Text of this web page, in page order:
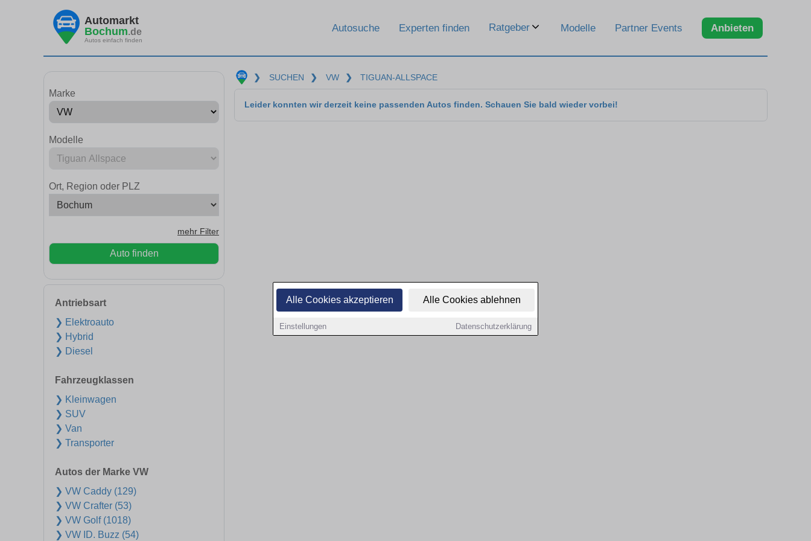
Alle Cookies akzeptieren Alle Cookies ablehnen
Einstellungen Datenschutzerklärung
Automarkt
Bochum.de
Autos einfach finden
Autosuche Experten finden Ratgeber Modelle Partner Events Anbieten
Marke
Modelle
Ort, Region oder PLZ
mehr Filter
Auto finden
Antriebsart
❯ Elektroauto
❯ Hybrid
❯ Diesel
Fahrzeugklassen
❯ Kleinwagen
❯ SUV
❯ Van
❯ Transporter
Autos der Marke VW
❯ VW Caddy (129)
❯ VW Crafter (53)
❯ VW Golf (1018)
❯ VW ID. Buzz (54)
❯ SUCHEN ❯ VW ❯ TIGUAN-ALLSPACE
Leider konnten wir derzeit keine passenden Autos finden. Schauen Sie bald wieder vorbei!